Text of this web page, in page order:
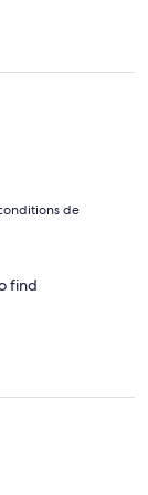
de
find